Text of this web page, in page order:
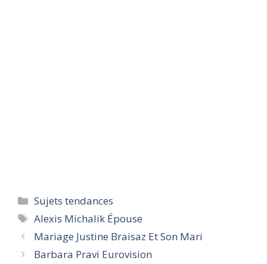
Categories
Sujets tendances
Tags
Alexis Michalik Épouse
Mariage Justine Braisaz Et Son Mari
Barbara Pravi Eurovision